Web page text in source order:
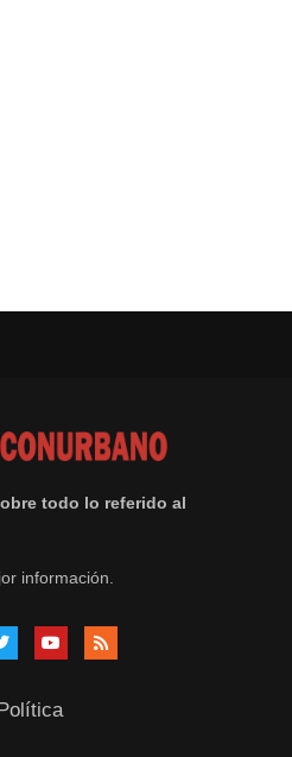
todo lo referido al
información.
Política